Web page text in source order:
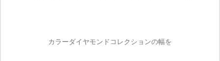
カラーダイヤモンドコレクションの幅を